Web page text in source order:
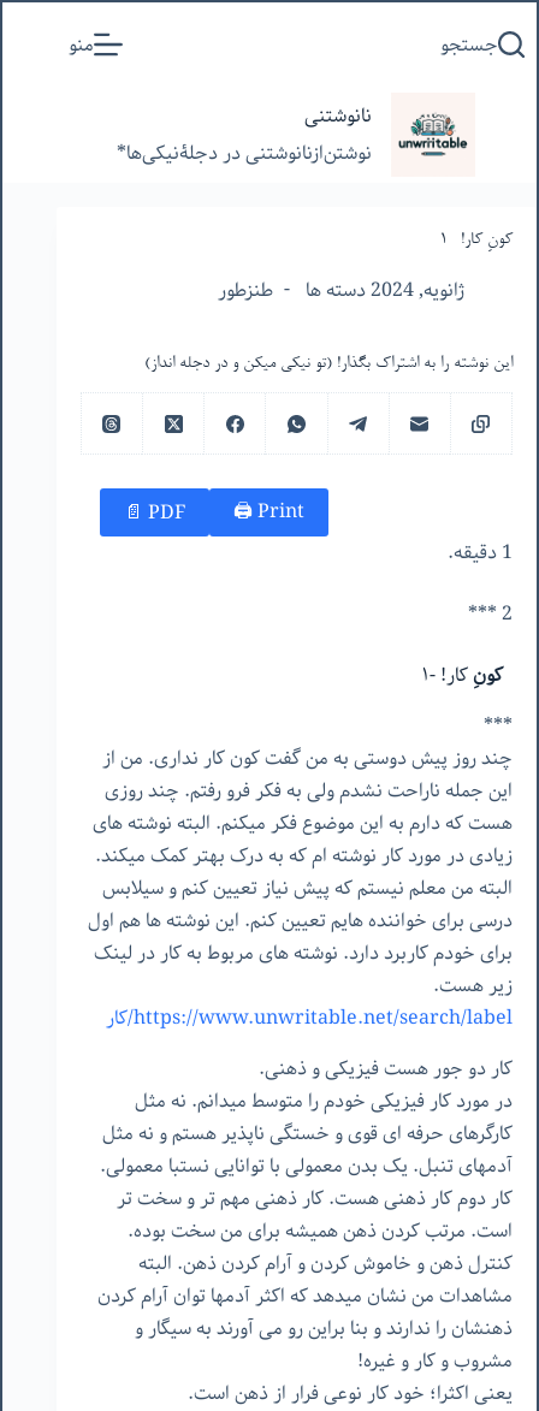
به
جستجو منو
نانوشتنی
نوشتن‌از‌نانوشتنی‌ در‌ دجلۀنیکی‌ها*
کونِ کار! -۱
ژانویه, 2024 دسته ها طنزطور
این نوشته را به اشتراک بگذار! (تو نیکی میکن و در دجله انداز)
Print 🖨
PDF 📄
1 دقیقه.
2 ***
کونِکار! -۱
***
چند روز پیش دوستی به من گفت کون کار نداری. من از
این جمله ناراحت نشدم ولی به فکر فرو رفتم. چند روزی
هست که دارم به این موضوع فکر میکنم. البته نوشته های
زیادی در مورد کار نوشته ام که به درک بهتر کمک میکند.
البته من معلم نیستم که پیش نیاز تعیین کنم و سیلابس
درسی برای خواننده هایم تعیین کنم. این نوشته ها هم اول
برای خودم کاربرد دارد. نوشته های مربوط به کار در لینک
زیر هست.
https://www.unwritable.net/search/label/کار
کار دو جور هست فیزیکی و ذهنی.
در مورد کار فیزیکی خودم را متوسط میدانم. نه مثل
کارگرهای حرفه ای قوی و خستگی ناپذیر هستم و نه مثل
آدمهای تنبل. یک بدن معمولی با توانایی نستبا معمولی.
کار دوم کار ذهنی هست. کار ذهنی مهم تر و سخت تر
است. مرتب کردن ذهن همیشه برای من سخت بوده.
کنترل ذهن و خاموش کردن و آرام کردن ذهن. البته
مشاهدات من نشان میدهد که اکثر آدمها توان آرام کردن
ذهنشان را ندارند و بنا براین رو می آورند به سیگار و
مشروب و کار و غیره!
یعنی اکثرا؛ خود کار نوعی فرار از ذهن است.